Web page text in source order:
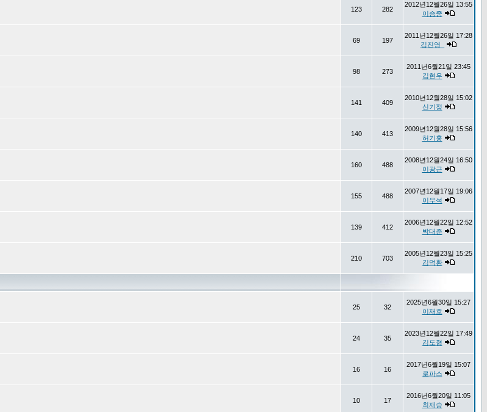
123 282
2012년12월26일 13:55
이승중
69 197
2011년12월26일 17:28
김진영_
98 273
2011년6월21일 23:45
김현우
141 409
2010년12월28일 15:02
신기정
140 413
2009년12월28일 15:56
허기홍
160 488
2008년12월24일 16:50
이광근
155 488
2007년12월17일 19:06
이우석
139 412
2006년12월22일 12:52
박대준
210 703
2005년12월23일 15:25
김덕환
25 32
2025년6월30일 15:27
이재호
24 35
2023년12월22일 17:49
김도형
16 16
2017년6월19일 15:07
로파스
10 17
2016년6월20일 11:05
최재승